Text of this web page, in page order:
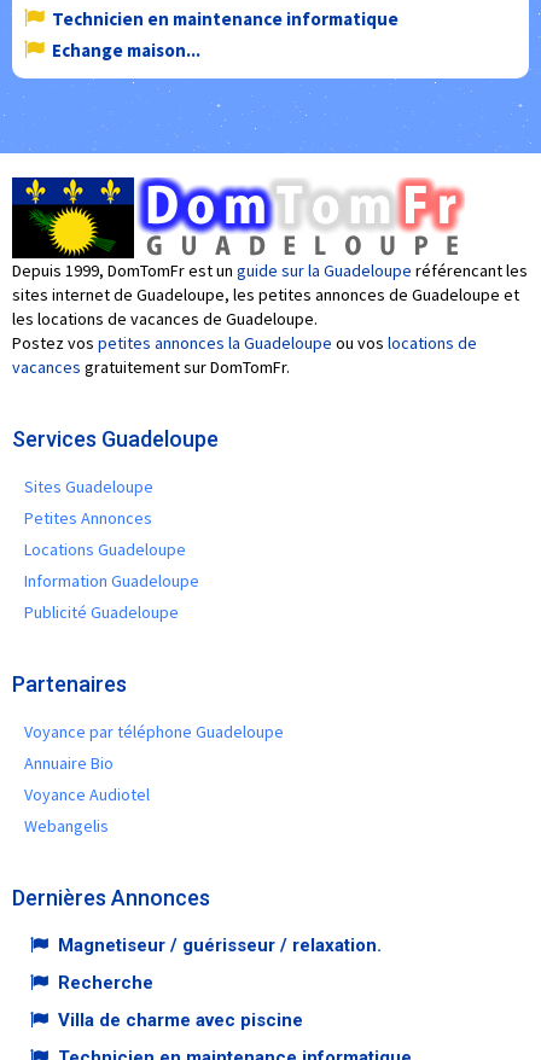
Technicien en maintenance informatique
Echange maison...
Depuis 1999, DomTomFr est un guide sur la Guadeloupe référencant les
sites internet de Guadeloupe, les petites annonces de Guadeloupe et
les locations de vacances de Guadeloupe.
Postez vos petites annonces la Guadeloupe ou vos locations de
vacances gratuitement sur DomTomFr.
Services Guadeloupe
Sites Guadeloupe
Petites Annonces
Locations Guadeloupe
Information Guadeloupe
Publicité Guadeloupe
Partenaires
Voyance par téléphone Guadeloupe
Annuaire Bio
Voyance Audiotel
Webangelis
Dernières Annonces
Magnetiseur / guérisseur / relaxation.
Recherche
Villa de charme avec piscine